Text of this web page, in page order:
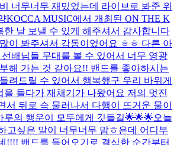
너무너무 재밌었는데 라이브로 봐준 위
KOCCA MUSIC에서 개최된 ON THE K
한 날 보낼 수 있게 해주셔서 감사합니다
이 봐주셔서 감동이었어요 ㅎㅎ 다른 아
배님들 무대를 볼 수 있어서 너무 영광
해 가는 것 같아요!! 밴드를 좋아하시는
려드릴 수 있어서 행복했구 우리 바위게
을 들다가 재채기가 나왔어요 저의 멋진
서 뒤로 슥 물러나서 다행이 뜨거운 물이
루의 행운이 모두에게 깃들길🌟🌟🌟오늘
고싶은 말이 너무너무 맘ㅎ은데 어디부
!!!! 밴드를 들어오기로 결심한 순간부터